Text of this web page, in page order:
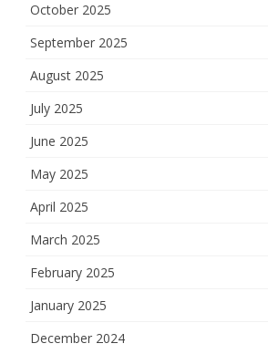
October 2025
September 2025
August 2025
July 2025
June 2025
May 2025
April 2025
March 2025
February 2025
January 2025
December 2024